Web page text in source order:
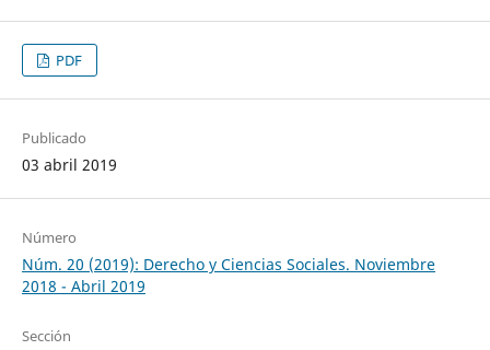
PDF
Publicado
03 abril 2019
Número
Núm. 20 (2019): Derecho y Ciencias Sociales. Noviembre
2018 - Abril 2019
Sección